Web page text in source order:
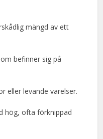
mängd av ett
befinner sig på
eller levande varelser.
hög, ofta förknippad